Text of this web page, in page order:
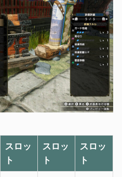
スロッ
ト
スロッ
ト
スロッ
ト